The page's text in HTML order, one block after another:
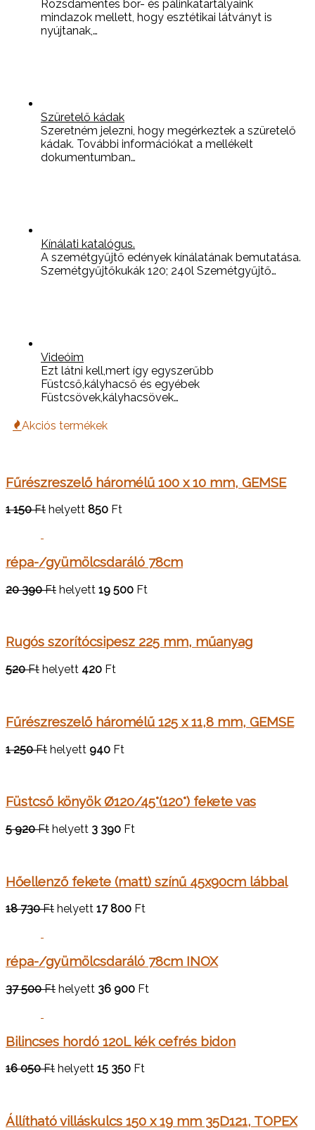
Rozsdamentes bor- és pálinkatartályaink
mindazok mellett, hogy esztétikai látványt is
nyújtanak,…
Szüretelő kádak
Szeretném jelezni, hogy megérkeztek a szüretelő
kádak. További információkat a mellékelt
dokumentumban…
Kínálati katalógus.
A szemétgyűjtő edények kínálatának bemutatása.
Szemétgyűjtőkukák 120; 240l Szemétgyűjtő…
Videóim
Ezt látni kell,mert így egyszerűbb
Füstcső,kályhacső és egyébek
Füstcsövek,kályhacsövek…
Akciós termékek
Fűrészreszelő háromélű 100 x 10 mm, GEMSE
1 150 Ft helyett 850 Ft
répa-/gyümölcsdaráló 78cm
20 390 Ft helyett 19 500 Ft
Rugós szorítócsipesz 225 mm, műanyag
520 Ft helyett 420 Ft
Fűrészreszelő háromélű 125 x 11,8 mm, GEMSE
1 250 Ft helyett 940 Ft
Füstcső könyök Ø120/45°(120°) fekete vas
5 920 Ft helyett 3 390 Ft
Hőellenző fekete (matt) színű 45x90cm lábbal
18 730 Ft helyett 17 800 Ft
répa-/gyümölcsdaráló 78cm INOX
37 500 Ft helyett 36 900 Ft
Bilincses hordó 120L kék cefrés bidon
16 050 Ft helyett 15 350 Ft
Állítható villáskulcs 150 x 19 mm 35D121, TOPEX